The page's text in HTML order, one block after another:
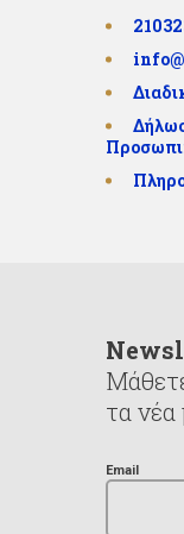
τα νέα
Email